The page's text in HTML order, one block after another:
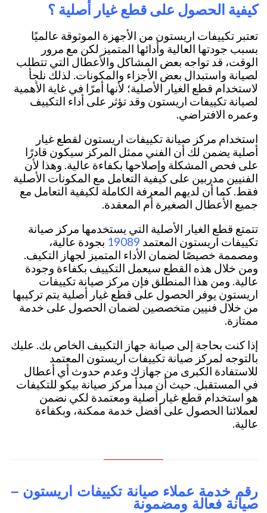
كيفية الحصول على قطع غيار أصلية ؟
تعتبر تكييفات اريستون من الأجهزة الموثوقة عالميًا
بسبب جودتها العالية وأدائها المتميز لكن مع مرور
الوقت، قد تواجه بعض المشاكل والأعطال التي تتطلب
لصيانة واستبدال بعض الأجزاء والمكونات. لذلك نلجأ
لاستخدام قطع الغيار الأصلية؛ لأنها أمرًا في غاية الأهمية
لصيانة تكييفات اريستون وقد تؤثر على أداء التكييف
وعمره الافتراضي.
استخدام مركز صيانة تكييفات اريستون لقطع غيار
أصلية يضمن لك أن الفني ممثل المركز سيكون قادرًا
على فحص المشكلة وإصلاحها بكفاءة عالية. وهذا لأن
الفنيين مدربين على كيفية التعامل مع المكونات الأصلية
فقط. كما أن لديهم المعرفة الكاملة لكيفية التعامل مع
جميع الأعطال الصغيرة أم المعقدة.
تتمتع قطع الغيار الأصلية التي يستخدمها مركز صيانة
تكييفات اريستون المعتمد 19089 بجودة عالية،
ومصممة خصيصًا لضمان الأداء المتميز لجهاز التكيف.
ومن خلال هذه القطع سيعمل التكييف بكفاءة وجودة
عالية. ومن هذا المنطلق فإن مركز صيانة تكييفات
اريستون يوفر الحصول على قطع غيار أصلية يتم تركيبها
من خلال فنيين متخصصين لضمان الحصول على خدمة
ممتازة.
إذا كنت بحاجة إلى صيانة جهاز التكييف الخاص بك. عليك
بالتوجه لمركز صيانة تكييفات اريستون المعتمد
للاستفادة الكبرى من جهازك وعدم حدوث أي أعطال
في المستقبل. حيث أن مبدأ مركز صيانة بيكو للتكيفات
هو استخدام قطع غيار أصلية ومعتمدة لكي نضمن
لعملائنا الحصول على أفضل خدمة ممكنة، وبكفاءة
عالية.
رقم خدمة عملاء صيانة تكييفات اريستون –
صيانة فعالة ومضمونة